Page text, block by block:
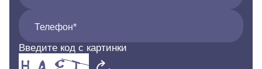
Телефон*
Введите код с картинки